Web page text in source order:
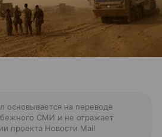
основывается на переводе
СМИ и не отражает
проекта Новости Mail